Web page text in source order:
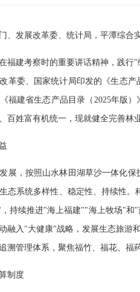
、发展改革委、统计局，平潭综合
福建考察时的重要讲话精神，践
革委、国家统计局印发的《生态
福建省生态产品目录（2025年版
百姓富有机统一，现就健全完善林
展，按照山水林田湖草沙一体化
态系统多样性、稳定性、持续性
持续推进"海上福建""海上牧场"和
融入"大健康"战略，发展生态旅游
溯管理体系，聚焦福竹、福花、福
制度